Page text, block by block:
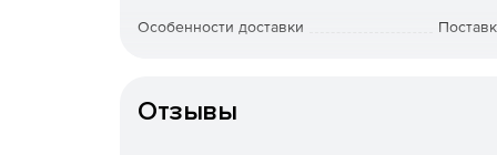
Определение валюты оплаты для каждого
Особенности доставки
Отзывы